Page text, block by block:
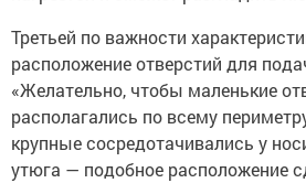
Третьей по важности
расположение отверстий для
«Желательно, чтобы маленькие
располагались по всему
крупные сосредотачивались у
утюга — подобное расположение